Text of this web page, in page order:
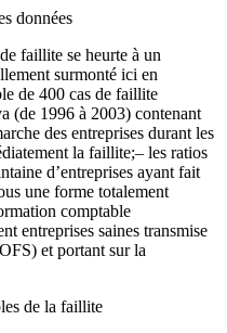
données
faillite se heurte à un
surmonté ici en
de 400 cas de faillite
(de 1996 à 2003) contenant
des entreprises durant les
la faillite;– les ratios
d’entreprises ayant fait
une forme totalement
comptable
entreprises saines transmise
et portant sur la
de la faillite